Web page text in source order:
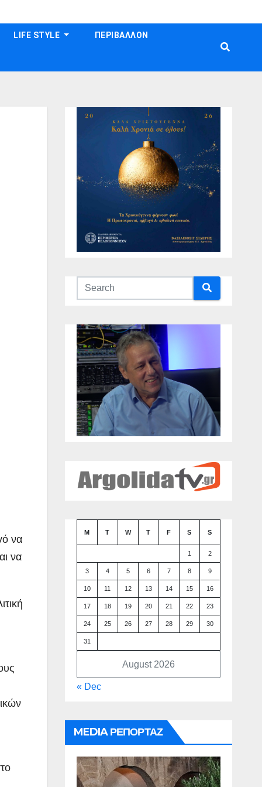
LIFE STYLE ΠΕΡΙΒΑΛΛΟΝ
να
να
August 2026
M T W T F S S
1 2
3 4 5 6 7 8 9
10 11 12 13 14 15 16
17 18 19 20 21 22 23
24 25 26 27 28 29 30
31
« Dec
MEDIA ΡΕΠΟΡΤΑΖ